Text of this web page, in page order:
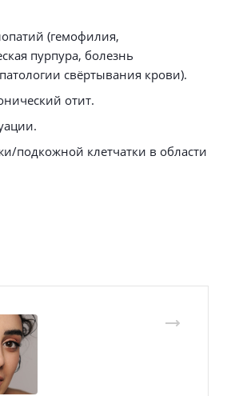
(гемофилия,
пурпура, болезнь
свёртывания крови).
отит.
подкожной клетчатки в области